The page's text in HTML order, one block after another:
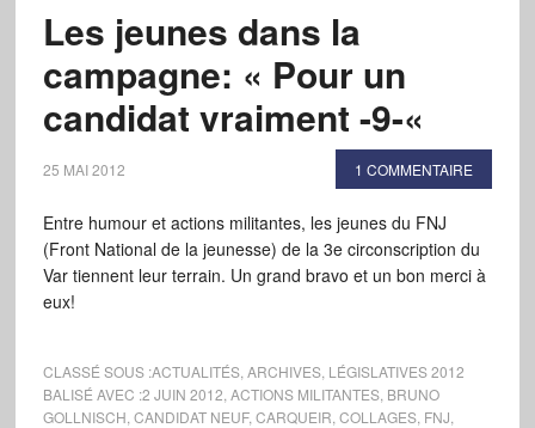
Les jeunes dans la
campagne: « Pour un
candidat vraiment -9-«
25 MAI 2012 1 COMMENTAIRE
Entre humour et actions militantes, les jeunes du FNJ
(Front National de la jeunesse) de la 3e circonscription du
Var tiennent leur terrain. Un grand bravo et un bon merci à
eux!
CLASSÉ SOUS :ACTUALITÉS, ARCHIVES, LÉGISLATIVES 2012
BALISÉ AVEC :2 JUIN 2012 ACTIONS MILITANTES, BRUNO
GOLLNISCH CANDIDAT NEUF, CARQUEIR COLLAGES, FNJ